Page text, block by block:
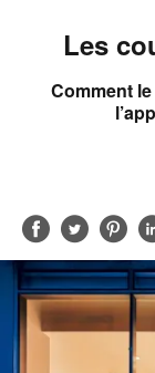
Les
Comment
Partager
sursur